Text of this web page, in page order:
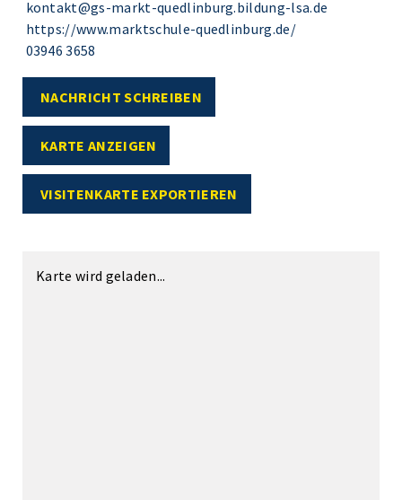
kontakt@gs-markt-quedlinburg.bildung-lsa.de
https://www.marktschule-quedlinburg.de/
03946 3658
NACHRICHT SCHREIBEN
KARTE ANZEIGEN
VISITENKARTE EXPORTIEREN
Karte wird geladen...